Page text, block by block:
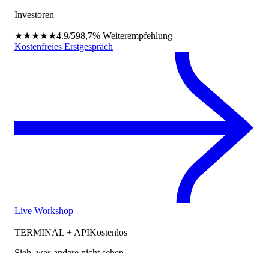
Investoren
★★★★★4.9/598,7% Weiterempfehlung
Kostenfreies Erstgespräch
Live Workshop
TERMINAL + APIKostenlos